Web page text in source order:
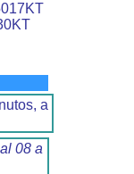
a
08 a